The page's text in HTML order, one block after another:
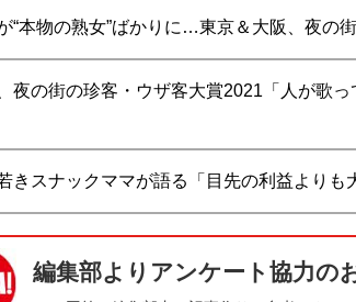
“本物の熟女”ばかりに…東京＆大阪、夜の
夜の街の珍客・ウザ客大賞2021「人が歌
きスナックママが語る「目先の利益よりも